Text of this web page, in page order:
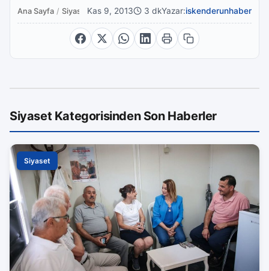
Ana Sayfa / SiyasetKas 9, 2013 3 dkYazar:iskenderunhaber
Siyaset Kategorisinden Son Haberler
Siyaset